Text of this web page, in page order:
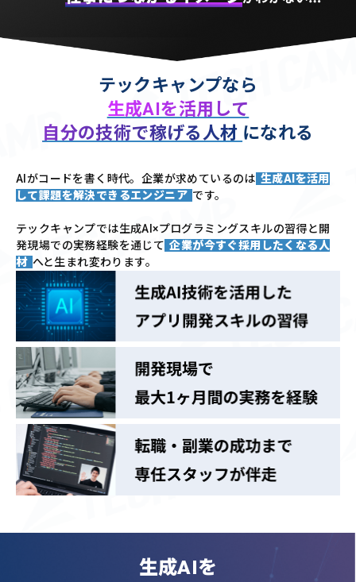
テックキャンプなら
生成AIを活用して
自分の技術で稼げる人材 になれる
AIがコードを書く時代。企業が求めているのは 生成AIを活用
して課題を解決できるエンジニア です。
テックキャンプでは生成AI×プログラミングスキルの習得と開
発現場での実務経験を通じて 企業が今すぐ採用したくなる人
材 へと生まれ変わります。
生成AIを